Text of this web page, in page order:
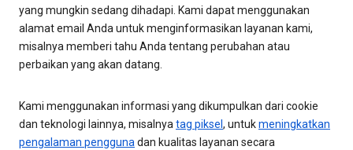
yang mungkin sedang dihadapi. Kami dapat menggunakan
alamat email Anda untuk menginformasikan layanan kami,
misalnya memberi tahu Anda tentang perubahan atau
perbaikan yang akan datang.
Kami menggunakan informasi yang dikumpulkan dari cookie
dan teknologi lainnya, misalnyatag piksel , untukmeningkatkan
pengalaman penggunadan kualitas layanan secara